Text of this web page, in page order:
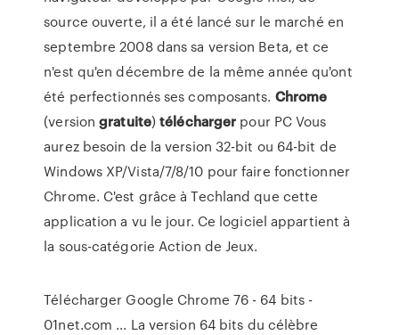
source ouverte, il a été lancé sur le marché en
septembre 2008 dans sa version Beta, et ce
n'est qu'en décembre de la même année qu'ont
été perfectionnés ses composants. Chrome
(versiongratuite)télécharger pour PC Vous
aurez besoin de la version 32-bit ou 64-bit de
Windows XP/Vista/7/8/10 pour faire fonctionner
Chrome. C'est grâce à Techland que cette
application a vu le jour. Ce logiciel appartient à
la sous-catégorie Action de Jeux.
Télécharger Google Chrome 76 - 64 bits -
01net.com ... La version 64 bits du célèbre